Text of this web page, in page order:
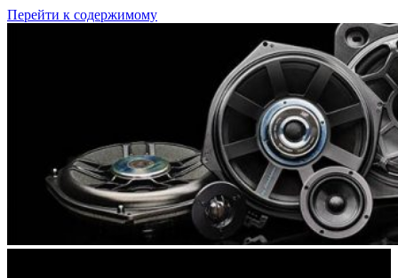
Перейти к содержимому